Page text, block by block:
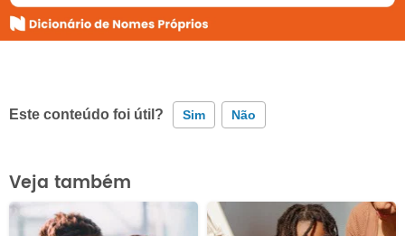
Este conteúdo foi útil? Sim Não
Este conteúdo contém informação incorreta
Este conteúdo não tem a informação que procuro
Veja também